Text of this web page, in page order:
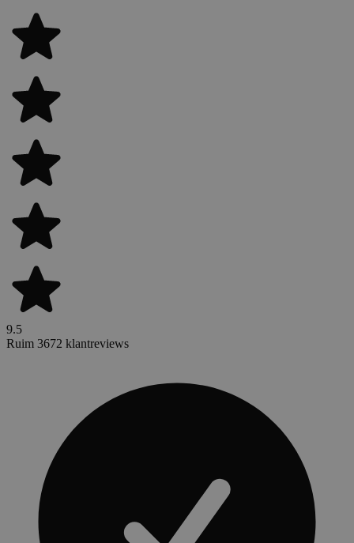
9.5
Ruim 3672 klantreviews